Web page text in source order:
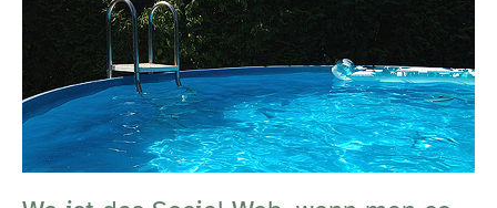
ist
das
Social
Web,